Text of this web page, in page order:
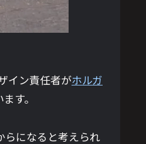
イン責任者がホルガ
す。
らになると考えられ